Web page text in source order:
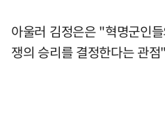
아울러 김정은은 "혁명군인
쟁의 승리를 결정한다는 관